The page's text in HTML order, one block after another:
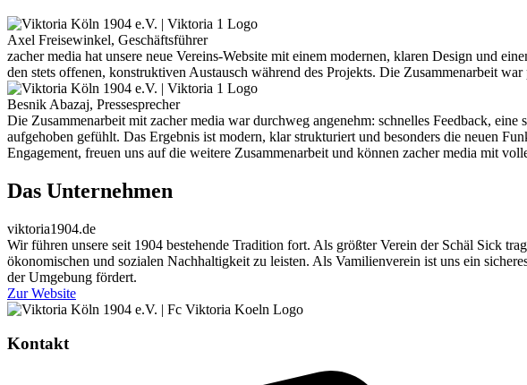
Axel Freisewinkel, Geschäftsführer
zacher media hat unsere neue Vereins-Website mit einem modernen, klaren Design und
den stets offenen, konstruktiven Austausch während des Projekts. Die Zusammenarbeit
Besnik Abazaj, Pressesprecher
Die Zusammenarbeit mit zacher media war durchweg angenehm: schnelles Feedback,
aufgehoben gefühlt. Das Ergebnis ist modern, klar strukturiert und besonders die neuen
Engagement, freuen uns auf die weitere Zusammenarbeit und können zacher media mit
Das Unternehmen
viktoria1904.de
Wir führen unsere seit 1904 bestehende Tradition fort. Als größter Verein der Schäl Sick
ökonomischen und sozialen Nachhaltigkeit zu leisten. Als Vamilienverein ist uns ein
der Umgebung fördert.
Zur Website
Kontakt